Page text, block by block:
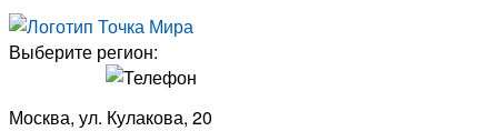
Выберите регион:
Москва, ул. Кулакова, 20